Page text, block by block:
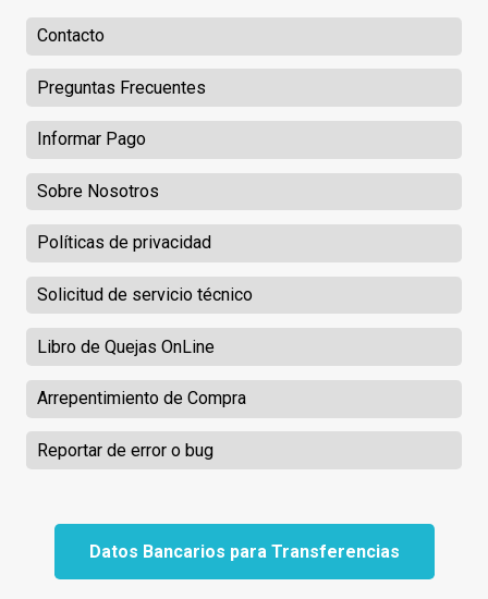
Contacto
Preguntas Frecuentes
Informar Pago
Sobre Nosotros
Políticas de privacidad
Solicitud de servicio técnico
Libro de Quejas OnLine
Arrepentimiento de Compra
Reportar de error o bug
Datos Bancarios para Transferencias